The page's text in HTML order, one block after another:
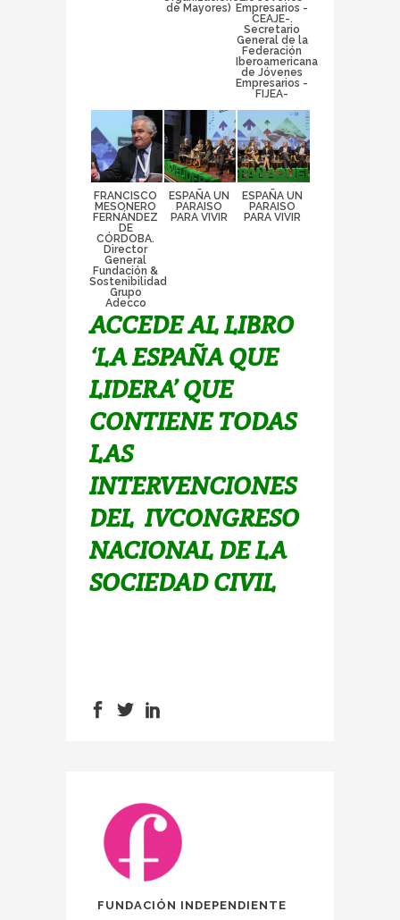
de Mayores) Empresarios -
CEAJE-.
Secretario
General de la
Federación
Iberoamericana
de Jóvenes
Empresarios -
FIJEA-
FRANCISCO
MESONERO
FERNÁNDEZ
DE
CÓRDOBA.
Director
General
Fundación &
Sostenibilidad
Grupo
Adecco
ESPAÑA UN
PARAISO
PARA VIVIR
ESPAÑA UN
PARAISO
PARA VIVIR
ACCEDE AL LIBRO
‘LA ESPAÑA QUE
LIDERA’ QUE
CONTIENE TODAS
LAS
INTERVENCIONES
DEL IVCONGRESO
NACIONAL DE LA
SOCIEDAD CIVIL
FUNDACIÓN INDEPENDIENTE